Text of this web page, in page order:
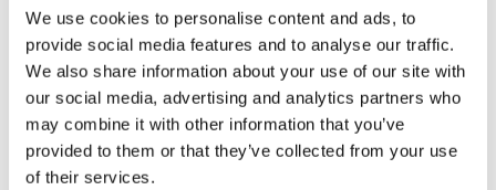
We use cookies to personalise content and ads, to
provide social media features and to analyse our traffic.
We also share information about your use of our site with
our social media, advertising and analytics partners who
may combine it with other information that you’ve
provided to them or that they’ve collected from your use
of their services.
Peça parte OE
Download PDF
Resistencia quimica